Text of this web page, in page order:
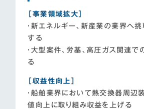
［事業領域拡大］
・新エネルギー、新産業の業界へ
する
・大型案件、労基、高圧ガス関連で
る
［収益性向上］
・船舶業界において熱交換器周辺
値向上に取り組み収益を上げる